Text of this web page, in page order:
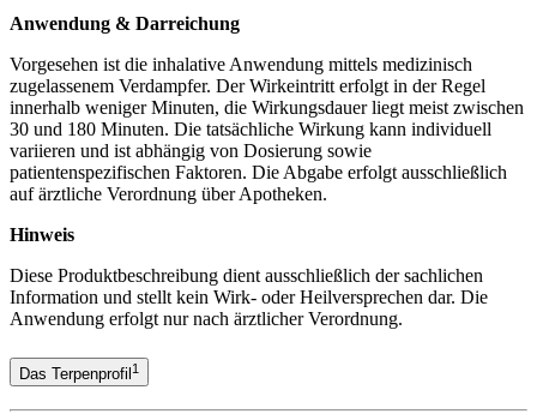
Anwendung & Darreichung
Vorgesehen ist die inhalative Anwendung mittels medizinisch
zugelassenem Verdampfer. Der Wirkeintritt erfolgt in der Regel
innerhalb weniger Minuten, die Wirkungsdauer liegt meist zwischen
30 und 180 Minuten. Die tatsächliche Wirkung kann individuell
variieren und ist abhängig von Dosierung sowie
patientenspezifischen Faktoren. Die Abgabe erfolgt ausschließlich
auf ärztliche Verordnung über Apotheken.
Hinweis
Diese Produktbeschreibung dient ausschließlich der sachlichen
Information und stellt kein Wirk- oder Heilversprechen dar. Die
Anwendung erfolgt nur nach ärztlicher Verordnung.
Das Terpenprofil1